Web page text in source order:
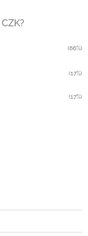
(66%)
(17%)
(17%)